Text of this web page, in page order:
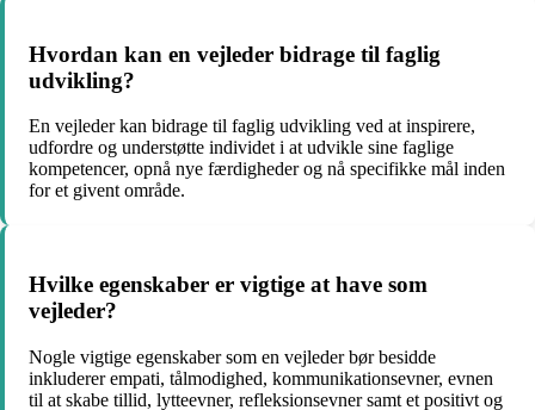
Hvordan kan en vejleder bidrage til faglig
udvikling?
En vejleder kan bidrage til faglig udvikling ved at inspirere,
udfordre og understøtte individet i at udvikle sine faglige
kompetencer, opnå nye færdigheder og nå specifikke mål inden
for et givent område.
Hvilke egenskaber er vigtige at have som
vejleder?
Nogle vigtige egenskaber som en vejleder bør besidde
inkluderer empati, tålmodighed, kommunikationsevner, evnen
til at skabe tillid, lytteevner, refleksionsevner samt et positivt og